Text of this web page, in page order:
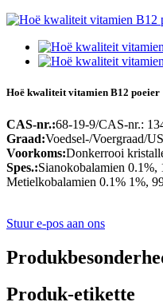
Hoë kwaliteit vitamien B12 poeier
CAS-nr.:68-19-9/CAS-nr.:
Graad:Voedsel-/Voergraad/
Voorkoms:Donkerrooi
Spes.:Sianokobalamien 0.1%,
Metielkobalamien 0.1% 1%,
Stuur e-pos aan ons
Produk-etikette